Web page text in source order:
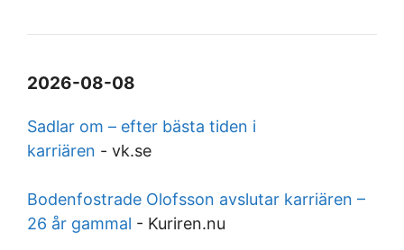
2026-08-08
Sadlar om – efter bästa tiden i
karriären - vk.se
Bodenfostrade Olofsson avslutar karriären –
26 år gammal - Kuriren.nu